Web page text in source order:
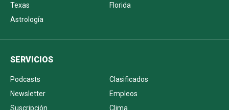
Texas
Florida
Astrología
SERVICIOS
Podcasts
Clasificados
Newsletter
Empleos
Suscripción
Clima